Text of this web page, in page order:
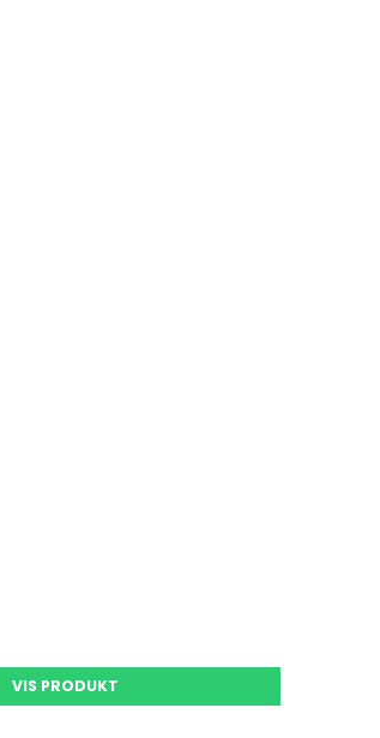
VIS PRODUKT